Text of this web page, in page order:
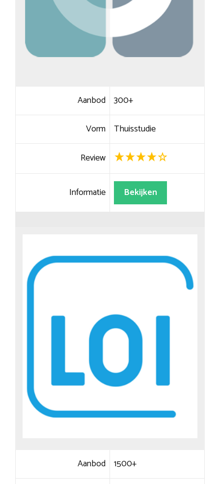
Aanbod 300+
Vorm Thuisstudie
Review
Informatie Bekijken
Aanbod 1500+